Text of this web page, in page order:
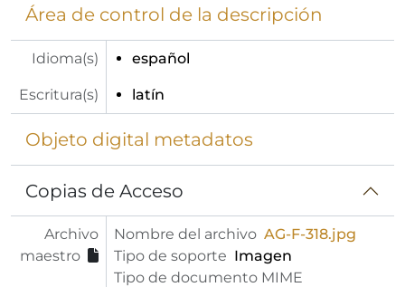
Área de control de la descripción
Idioma(s) español
Escritura(s) latín
Objeto digital metadatos
Copias de Acceso
Archivo
maestro
Nombre del archivo AG-F-318.jpg
Tipo de soporte Imagen
Tipo de documento MIME